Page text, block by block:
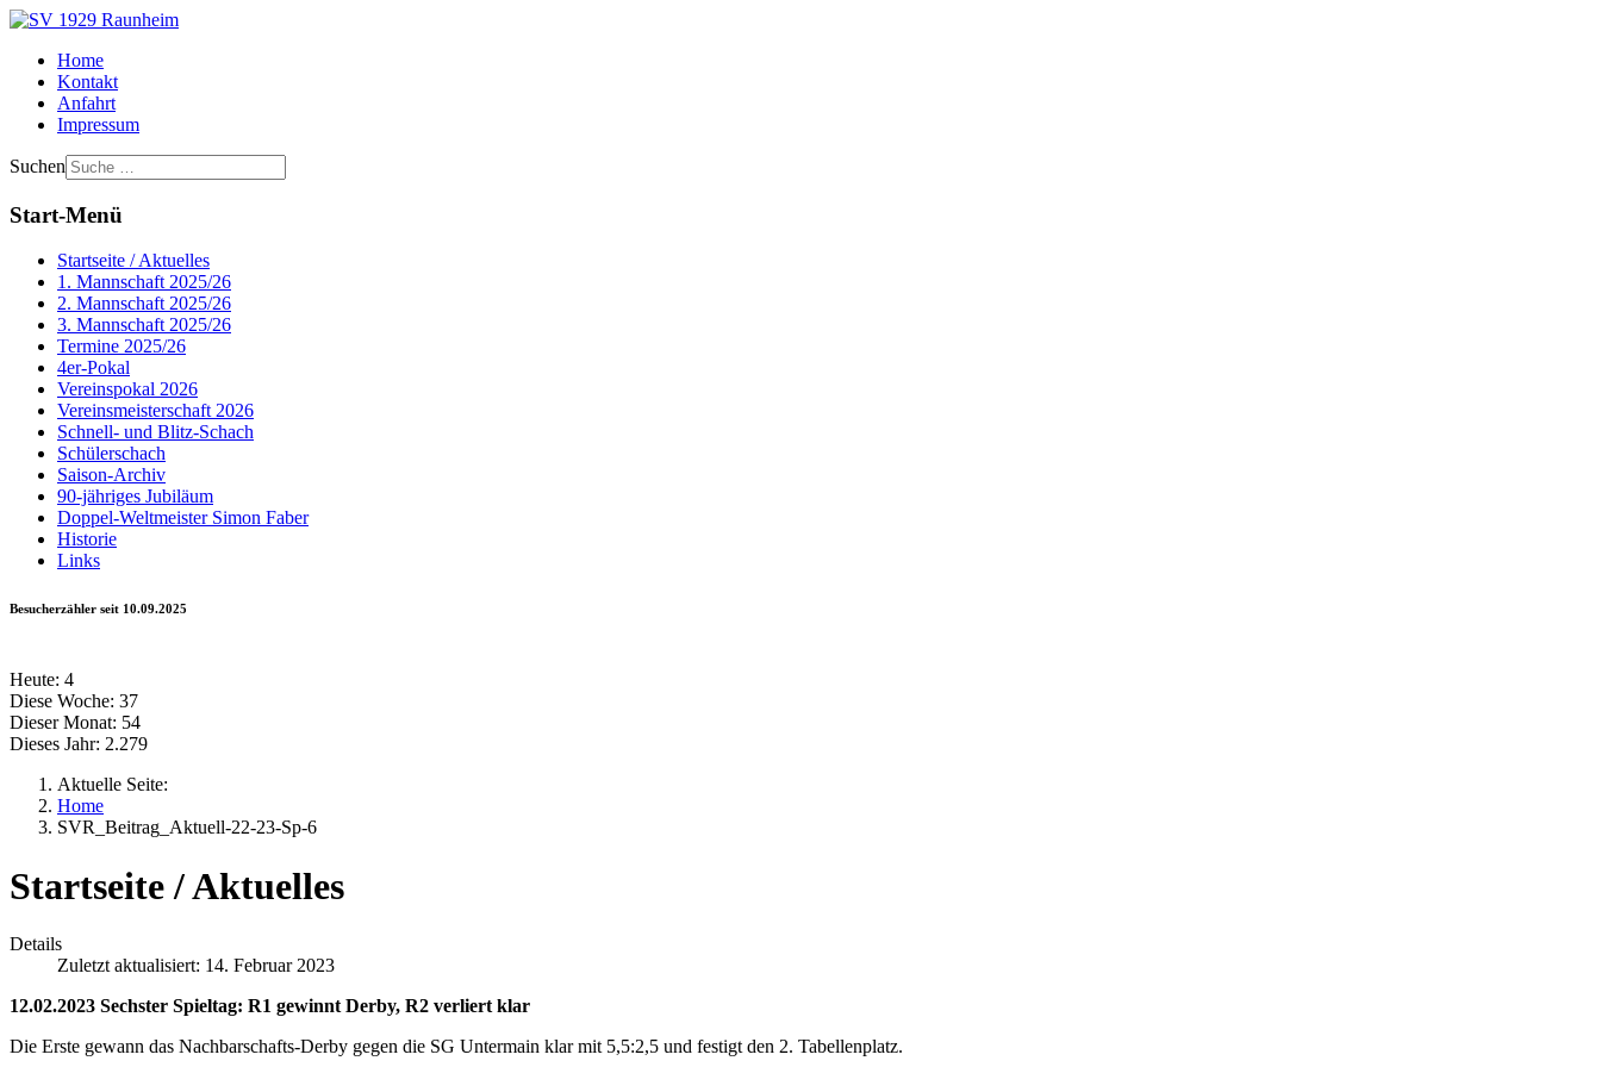
Home
Kontakt
Anfahrt
Impressum
Suchen
Start-Menü
Startseite / Aktuelles
1. Mannschaft 2025/26
2. Mannschaft 2025/26
3. Mannschaft 2025/26
Termine 2025/26
4er-Pokal
Vereinspokal 2026
Vereinsmeisterschaft 2026
Schnell- und Blitz-Schach
Schülerschach
Saison-Archiv
90-jähriges Jubiläum
Doppel-Weltmeister Simon Faber
Historie
Links
Besucherzähler seit 10.09.2025
Heute: 4
Diese Woche: 37
Dieser Monat: 54
Dieses Jahr: 2.279
Aktuelle Seite:
Home
SVR_Beitrag_Aktuell-22-23-Sp-6
Startseite / Aktuelles
Details
Zuletzt aktualisiert: 14. Februar 2023
12.02.2023 Sechster Spieltag: R1 gewinnt Derby, R2 verliert klar
Die Erste gewann das Nachbarschafts-Derby gegen die SG Untermain klar mit 5,5:2,5 und festigt den 2. Tabellenplatz.